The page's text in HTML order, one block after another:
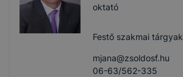
oktató
Festő szakmai tárgyak
mjana​@zsoldosf.hu
06-63/562-335